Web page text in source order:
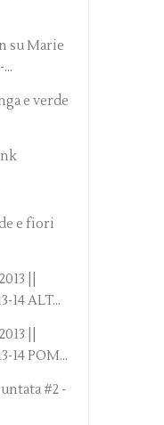
su Marie
e verde
e fiori
||
14 ALT...
||
14 POM...
#2 -